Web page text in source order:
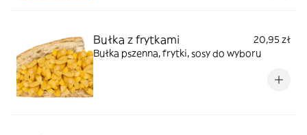
Bułka z frytkami
20,95 zł
Bułka pszenna, frytki, sosy do wyboru